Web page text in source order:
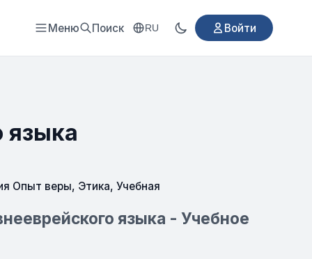
Меню Поиск RU Войти
языка
Опыт веры, Этика, Учебная
языка - Учебное